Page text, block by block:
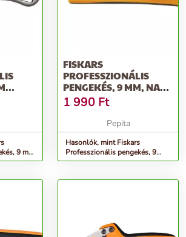
9 mm
FISKARS
PROFESSZIONÁLIS
PENGEKÉS, 9 MM, NAGY
TEHERBÍRÁSÚ KÉSZLET
EREJÉIG
1 990 Ft
Pepita
Hasonlók, mint Fiskars
Professzionális pengekés, 9
mm, nagy teherbírású készlet